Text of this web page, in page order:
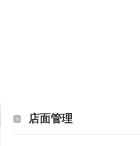
店面管理